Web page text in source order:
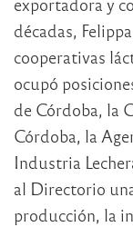
exportadora y
décadas,
cooperativas
ocupó
de Córdoba, la
Córdoba, la
Industria
al Directorio
producción, la